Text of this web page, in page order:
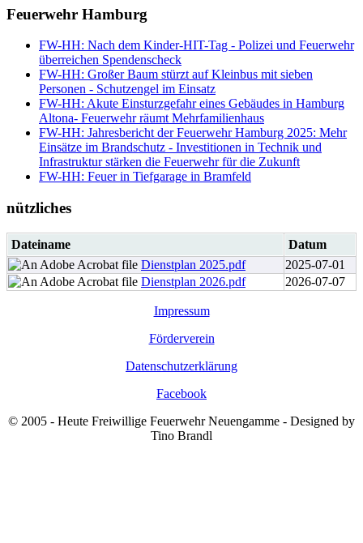
Feuerwehr Hamburg
FW-HH: Nach dem Kinder-HIT-Tag - Polizei und Feuerwehr
überreichen Spendenscheck
FW-HH: Großer Baum stürzt auf Kleinbus mit sieben
Personen - Schutzengel im Einsatz
FW-HH: Akute Einsturzgefahr eines Gebäudes in Hamburg
Altona- Feuerwehr räumt Mehrfamilienhaus
FW-HH: Jahresbericht der Feuerwehr Hamburg 2025: Mehr
Einsätze im Brandschutz - Investitionen in Technik und
Infrastruktur stärken die Feuerwehr für die Zukunft
FW-HH: Feuer in Tiefgarage in Bramfeld
nützliches
Dateiname
Datum
Dienstplan 2025.pdf
2025-07-01
Dienstplan 2026.pdf
2026-07-07
Impressum
Förderverein
Datenschutzerklärung
Facebook
© 2005 - Heute Freiwillige Feuerwehr Neuengamme - Designed by
Tino Brandl